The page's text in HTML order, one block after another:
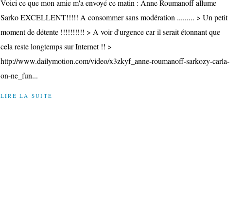
Voici ce que mon amie m'a envoyé ce matin : Anne Roumanoff allume
Sarko EXCELLENT!!!!! A consommer sans modération ......... > Un petit
moment de détente !!!!!!!!!! > A voir d'urgence car il serait étonnant que
cela reste longtemps sur Internet !! >
http://www.dailymotion.com/video/x3zkyf_anne-roumanoff-sarkozy-carla-
on-ne_fun...
LIRE LA SUITE